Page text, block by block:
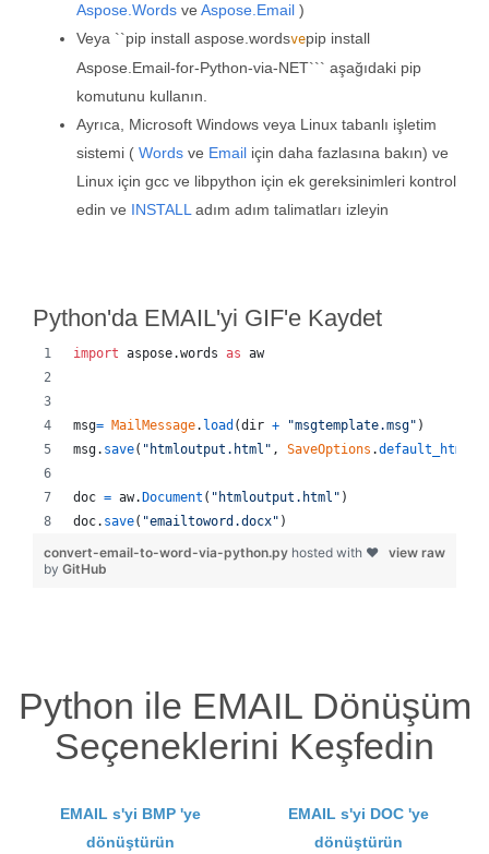
Aspose.Words ve Aspose.Email )
Veya ``pip install aspose.wordsvepip install
Aspose.Email-for-Python-via-NET``` aşağıdaki pip
komutunu kullanın.
Ayrıca, Microsoft Windows veya Linux tabanlı işletim
sistemi ( Words ve Email için daha fazlasına bakın) ve
Linux için gcc ve libpython için ek gereksinimleri kontrol
edin ve INSTALL adım adım talimatları izleyin
Python'da EMAIL'yi GIF'e Kaydet
import aspose.words as aw
msg= MailMessage. load (dir + "msgtemplate.msg" )
msg. save( "htmloutput.html" , SaveOptions .default_html
doc = aw. Document ( "htmloutput.html" )
doc. save( "emailtoword.docx" )
view raw
convert-email-to-word-via-python.py hosted with ❤
by GitHub
Python ile EMAIL Dönüşüm
Seçeneklerini Keşfedin
EMAIL s'yi BMP 'ye
dönüştürün
EMAIL s'yi DOC 'ye
dönüştürün